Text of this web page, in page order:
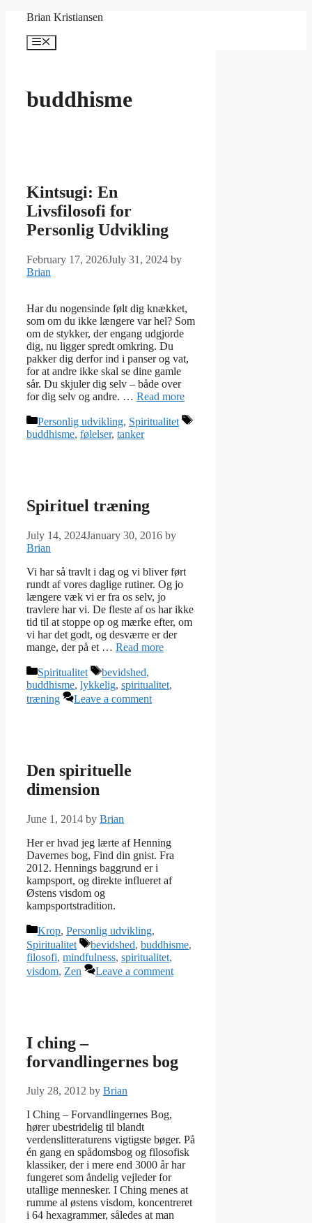
content
Brian Kristiansen
Menu
buddhisme
Kintsugi: En
Livsfilosofi for
Personlig Udvikling
February 17, 2026July 31, 2024 by
Brian
Har du nogensinde følt dig knækket,
som om du ikke længere var hel? Som
om de stykker, der engang udgjorde
dig, nu ligger spredt omkring. Du
pakker dig derfor ind i panser og vat,
for at andre ikke skal se dine gamle
sår. Du skjuler dig selv – både over
for dig selv og andre. … Read more
Categories
Personlig udvikling, Spiritualitet
Tags
buddhisme, følelser, tanker
Spirituel træning
July 14, 2024January 30, 2016 by
Brian
Vi har så travlt i dag og vi bliver ført
rundt af vores daglige rutiner. Og jo
længere væk vi er fra os selv, jo
travlere har vi. De fleste af os har ikke
tid til at stoppe op og mærke efter, om
vi har det godt, og desværre er der
mange, der på et … Read more
Categories
Spiritualitet Tags
bevidshed,
buddhisme, lykkelig, spiritualitet,
træning
Leave a comment
Den spirituelle
dimension
June 1, 2014 by Brian
Her er hvad jeg lærte af Henning
Davernes bog, Find din gnist. Fra
2012. Hennings baggrund er i
kampsport, og direkte influeret af
Østens visdom og
kampsportstradition.
Categories
Krop, Personlig udvikling,
Spiritualitet
Tags
bevidshed, buddhisme,
filosofi, mindfulness, spiritualitet,
visdom, Zen Leave a comment
I ching –
forvandlingernes bog
July 28, 2012 by Brian
I Ching – Forvandlingernes Bog,
hører ubestridelig til blandt
verdenslitteraturens vigtigste bøger. På
én gang en spådomsbog og filosofisk
klassiker, der i mere end 3000 år har
fungeret som åndelig vejleder for
utallige mennesker. I Ching menes at
rumme al østens visdom, koncentreret
i 64 hexagrammer, således at man